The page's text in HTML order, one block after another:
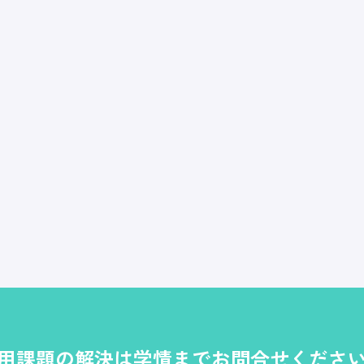
課題の解決は学情までお問合せくださ